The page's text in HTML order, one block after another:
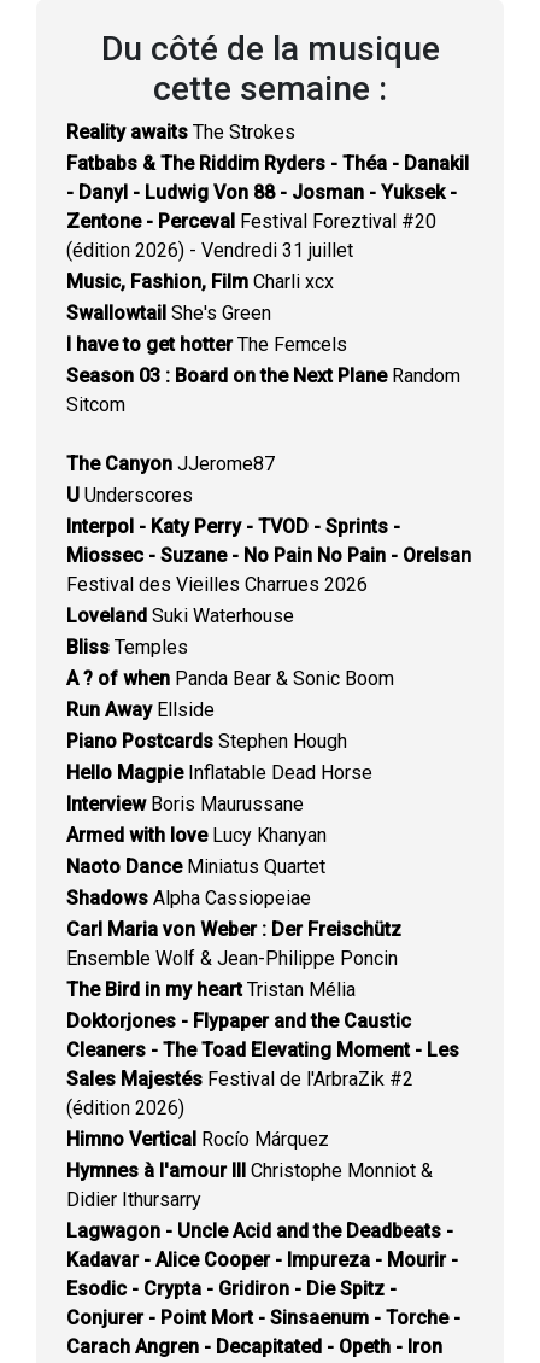
Du côté de la musique
cette semaine :
Reality awaits The Strokes
Fatbabs & The Riddim Ryders - Théa - Danakil
- Danyl - Ludwig Von 88 - Josman - Yuksek -
Zentone - Perceval Festival Foreztival #20
(édition 2026) - Vendredi 31 juillet
Music, Fashion, Film Charli xcx
Swallowtail She's Green
I have to get hotterThe Femcels
Season 03 : Board on the Next PlaneRandom
Sitcom
The Canyon JJerome87
U Underscores
Interpol - Katy Perry - TVOD - Sprints -
Miossec - Suzane - No Pain No Pain - Orelsan
Festival des Vieilles Charrues 2026
Loveland Suki Waterhouse
Bliss Temples
A ? of when Panda Bear & Sonic Boom
Run AwayEllside
Piano Postcards Stephen Hough
Hello MagpieInflatable Dead Horse
InterviewBoris Maurussane
Armed with loveLucy Khanyan
Naoto DanceMiniatus Quartet
Shadows Alpha Cassiopeiae
Carl Maria von Weber : Der Freischütz
Ensemble Wolf & Jean-Philippe Poncin
The Bird in my heartTristan Mélia
Doktorjones - Flypaper and the Caustic
Cleaners - The Toad Elevating Moment - Les
Sales Majestés Festival de l'ArbraZik #2
(édition 2026)
Himno Vertical Rocío Márquez
Hymnes à l'amour III Christophe Monniot &
Didier Ithursarry
Lagwagon - Uncle Acid and the Deadbeats -
Kadavar - Alice Cooper - Impureza - Mourir -
Esodic - Crypta - Gridiron - Die Spitz -
Conjurer - Point Mort - Sinsaenum - Torche -
Carach Angren - Decapitated - Opeth - Iron